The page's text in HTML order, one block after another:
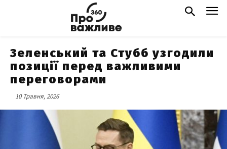
Зеленський та Стубб узгодили
позиції перед важливими
переговорами
10 Травня, 2026